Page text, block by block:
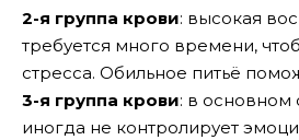
2-я группа крови: высокая
требуется много времени,
стресса. Обильное питьё
3-я группа крови: в основном
иногда не контролирует